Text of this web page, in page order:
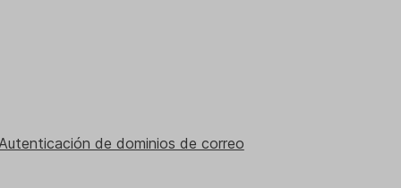
de dominios de correo